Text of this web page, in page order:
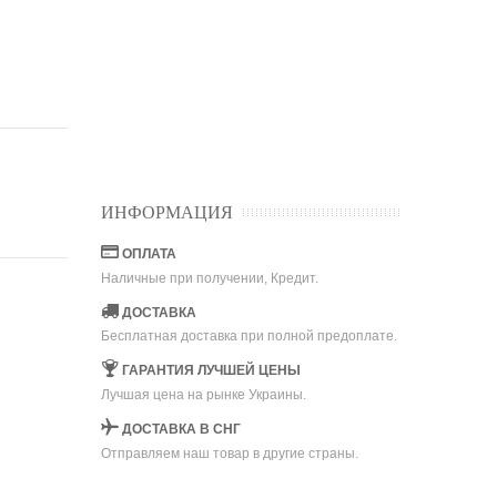
ИНФОРМАЦИЯ
ОПЛАТА
Наличные при получении, Кредит.
ДОСТАВКА
Бесплатная доставка при полной предоплате.
ГАРАНТИЯ ЛУЧШЕЙ ЦЕНЫ
Лучшая цена на рынке Украины.
ДОСТАВКА В СНГ
Отправляем наш товар в другие страны.